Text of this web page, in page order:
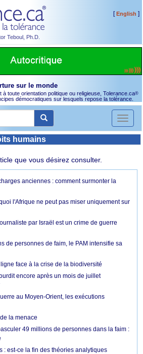
Teboul, Ph.D.
[English ]
sur le monde
toute orientation politique ou religieuse, Tolerance.ca®
démocratiques sur lesquels repose la tolérance.
Toggle
humains
que vous désirez consulter.
anciennes : comment surmonter la
l'Afrique ne peut pas miser uniquement sur
par Israël est un crime de guerre
de personnes de faim, le PAM intensifie sa
face à la crise de la biodiversité
encore après un mois de juillet
au Moyen-Orient, les exécutions
la menace
49 millions de personnes dans la faim :
: est-ce la fin des théories analytiques